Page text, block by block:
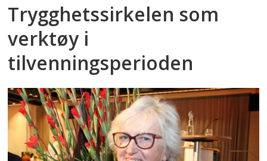
Trygghetssirkelen som
verktøy i
tilvenningsperioden